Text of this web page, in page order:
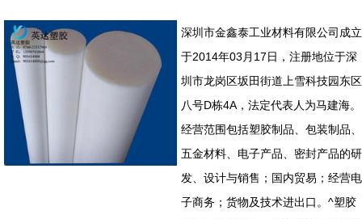
深圳市金鑫泰工业材料有限公司成立
于2014年03月17日，注册地位于深
圳市龙岗区坂田街道上雪科技园东区
八号D栋4A，法定代表人为马建海。
经营范围包括塑胶制品、包装制品、
五金材料、电子产品、密封产品的研
发、设计与销售；国内贸易；经营电
子商务；货物及技术进出口。^塑胶